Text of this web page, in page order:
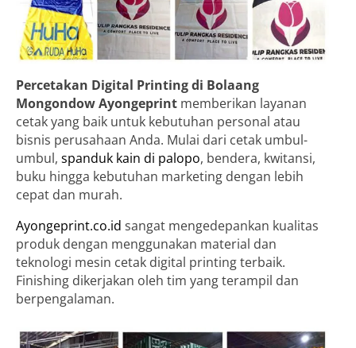
Percetakan Digital Printing di Bolaang
MongondowAyongeprint memberikan layanan
cetak yang baik untuk kebutuhan personal atau
bisnis perusahaan Anda. Mulai dari cetak umbul-
umbul, spanduk kain di palopo, bendera, kwitansi,
buku hingga kebutuhan marketing dengan lebih
cepat dan murah.
Ayongeprint.co.id sangat mengedepankan kualitas
produk dengan menggunakan material dan
teknologi mesin cetak digital printing terbaik.
Finishing dikerjakan oleh tim yang terampil dan
berpengalaman.